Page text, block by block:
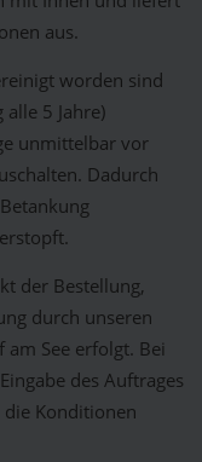
aus.
worden sind
5 Jahre)
unmittelbar vor
Dadurch
der Bestellung,
durch unseren
See erfolgt. Bei
des Auftrages
die Konditionen